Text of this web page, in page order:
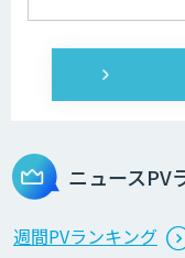
ニュースPV
週間PVランキング